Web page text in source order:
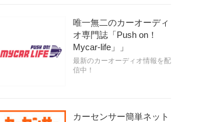
唯一無二のカーオーディ
オ専門誌「Push on！
Mycar-life」」
最新のカーオーディオ情報を配
信中！
カーセンサー簡単ネット